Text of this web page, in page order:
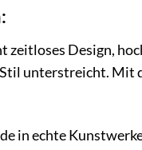
zeitloses Design,
unterstreicht. Mit
in echte